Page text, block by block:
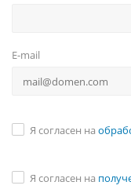
E-mail
Я согласен на
Я согласен на